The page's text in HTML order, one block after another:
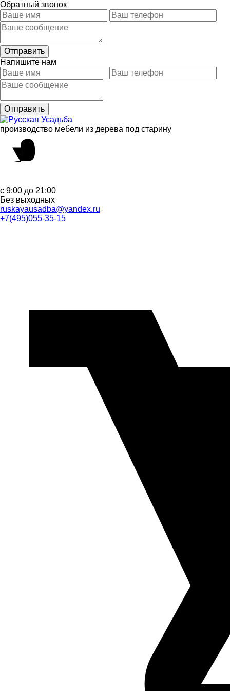
Обратный звонок
Напишите нам
производство мебели из дерева под старину
с 9:00 до 21:00
Без выходных
ruskayausadba@yandex.ru
+7(495)055-35-15